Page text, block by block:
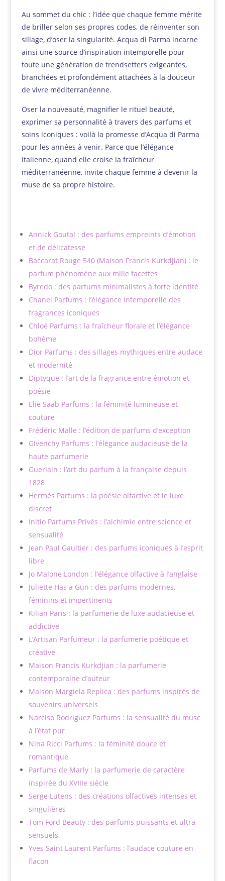
Au sommet du chic : l’idée que chaque femme mérite
de briller selon ses propres codes, de réinventer son
sillage, d’oser la singularité. Acqua di Parma incarne
ainsi une source d’inspiration intemporelle pour
toute une génération de trendsetters exigeantes,
branchées et profondément attachées à la douceur
de vivre méditerranéenne.
Oser la nouveauté, magnifier le rituel beauté,
exprimer sa personnalité à travers des parfums et
soins iconiques : voilà la promesse d’Acqua di Parma
pour les années à venir. Parce que l’élégance
italienne, quand elle croise la fraîcheur
méditerranéenne, invite chaque femme à devenir la
muse de sa propre histoire.
Annick Goutal : des parfums empreints d’émotion
et de délicatesse
Baccarat Rouge 540 (Maison Francis Kurkdjian) : le
parfum phénomène aux mille facettes
Byredo : des parfums minimalistes à forte identité
Chanel Parfums : l’élégance intemporelle des
fragrances iconiques
Chloé Parfums : la fraîcheur florale et l’élégance
bohème
Dior Parfums : des sillages mythiques entre audace
et modernité
Diptyque : l’art de la fragrance entre émotion et
poésie
Elie Saab Parfums : la féminité lumineuse et
couture
Frédéric Malle : l’édition de parfums d’exception
Givenchy Parfums : l’élégance audacieuse de la
haute parfumerie
Guerlain : l’art du parfum à la française depuis
1828
Hermès Parfums : la poésie olfactive et le luxe
discret
Initio Parfums Privés : l’alchimie entre science et
sensualité
Jean Paul Gaultier : des parfums iconiques à l’esprit
libre
Jo Malone London : l’élégance olfactive à l’anglaise
Juliette Has a Gun : des parfums modernes,
féminins et impertinents
Kilian Paris : la parfumerie de luxe audacieuse et
addictive
L’Artisan Parfumeur : la parfumerie poétique et
créative
Maison Francis Kurkdjian : la parfumerie
contemporaine d’auteur
Maison Margiela Replica : des parfums inspirés de
souvenirs universels
Narciso Rodriguez Parfums : la sensualité du musc
à l’état pur
Nina Ricci Parfums : la féminité douce et
romantique
Parfums de Marly : la parfumerie de caractère
inspirée du XVIIIe siècle
Serge Lutens : des créations olfactives intenses et
singulières
Tom Ford Beauty : des parfums puissants et ultra-
sensuels
Yves Saint Laurent Parfums : l’audace couture en
flacon